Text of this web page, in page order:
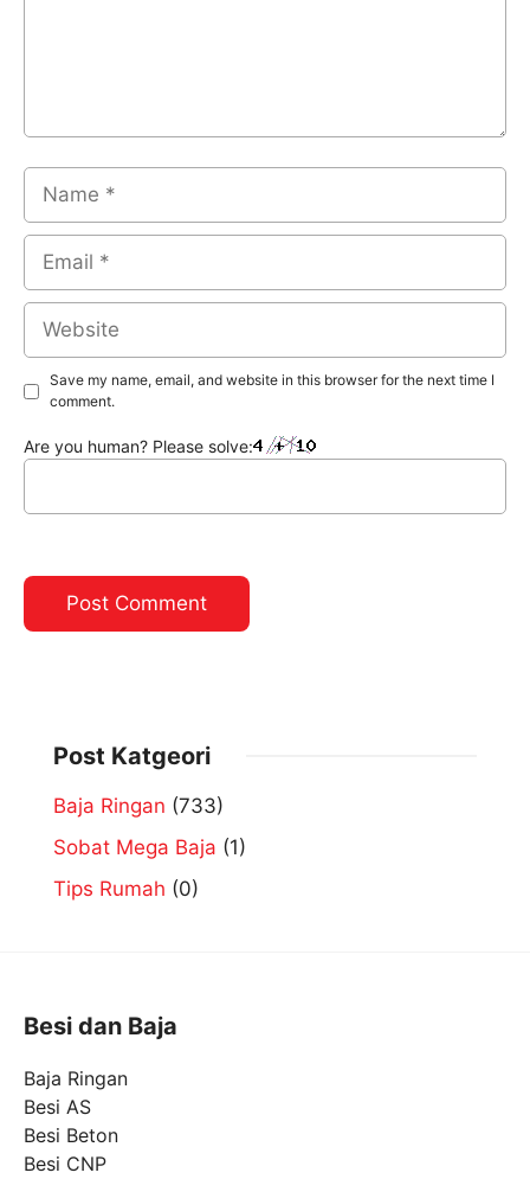
Name
Email
Website
Save my name, email, and website in this browser for the next time I
comment.
Are you human? Please solve:
Post Katgeori
Baja Ringan (733)
Sobat Mega Baja (1)
Tips Rumah (0)
Besi dan Baja
Baja Ringan
Besi AS
Besi Beton
Besi CNP